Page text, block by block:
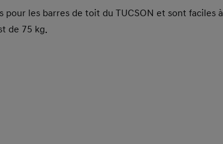
les barres de toit du TUCSON et sont faciles à
de 75 kg.